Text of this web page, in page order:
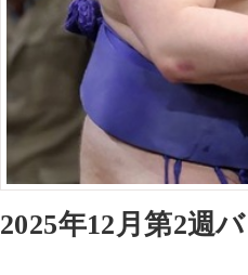
2025年12月第2週